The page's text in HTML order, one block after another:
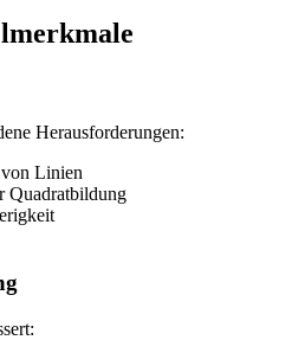
Herausforderungen:
Linien
Quadratbildung